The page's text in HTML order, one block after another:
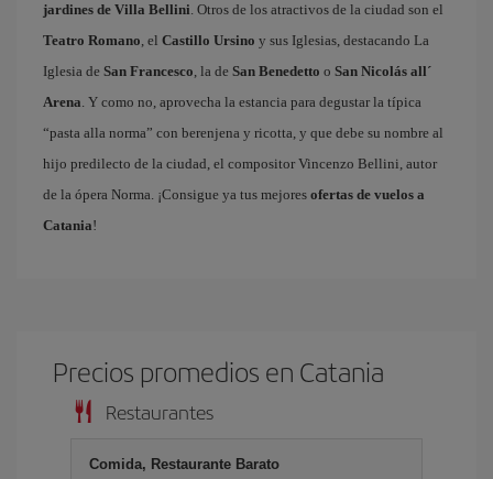
jardines de Villa Bellini. Otros de los atractivos de la ciudad son el
Teatro Romano, el Castillo Ursino y sus Iglesias, destacando La
Iglesia de San Francesco, la de San Benedetto o San Nicolás all´
Arena. Y como no, aprovecha la estancia para degustar la típica
“pasta alla norma” con berenjena y ricotta, y que debe su nombre al
hijo predilecto de la ciudad, el compositor Vincenzo Bellini, autor
de la ópera Norma. ¡Consigue ya tus mejores ofertas de vuelos a
Catania!
Precios promedios en Catania
Restaurantes
Comida, Restaurante Barato